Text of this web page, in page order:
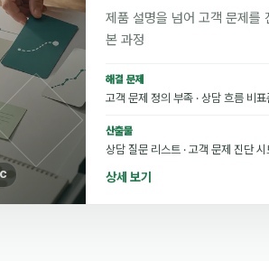
제품 설명을 넘어 고객 문제를
본 과정
해결 문제
고객 문제 정의 부족 · 상담 흐름 비표
산출물
상담 질문 리스트 · 고객 문제 진단 시
상세 보기